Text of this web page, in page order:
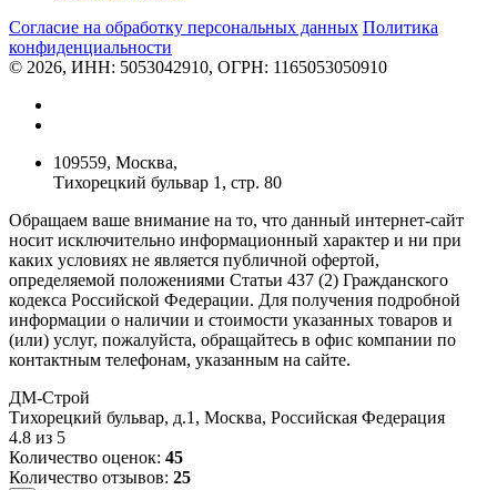
Согласие на обработку персональных данных Политикa
конфиденциальности
© 2026, ИНН: 5053042910, ОГРН: 1165053050910
109559, Москва,
Тихорецкий бульвар 1, стр. 80
Обращаем ваше внимание на то, что данный интернет-сайт
носит исключительно информационный характер и ни при
каких условиях не является публичной офертой,
определяемой положениями Статьи 437 (2) Гражданского
кодекса Российской Федерации. Для получения подробной
информации о наличии и стоимости указанных товаров и
(или) услуг, пожалуйста, обращайтесь в офис компании по
контактным телефонам, указанным на сайте.
ДМ-Строй
Тихорецкий бульвар, д.1 , Москва, Российская Федерация
4.8 из 5
Количество оценок: 45
Количество отзывов: 25